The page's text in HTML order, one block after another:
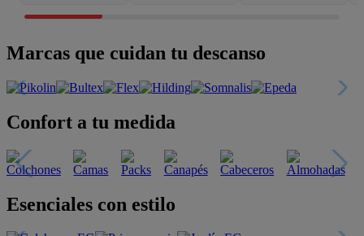
Marcas que cuidan tu descanso
Confort a tu medida
Esenciales con estilo